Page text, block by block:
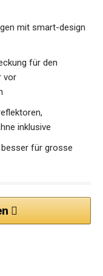
mit smart-design
für den
vor
inklusive
für grosse